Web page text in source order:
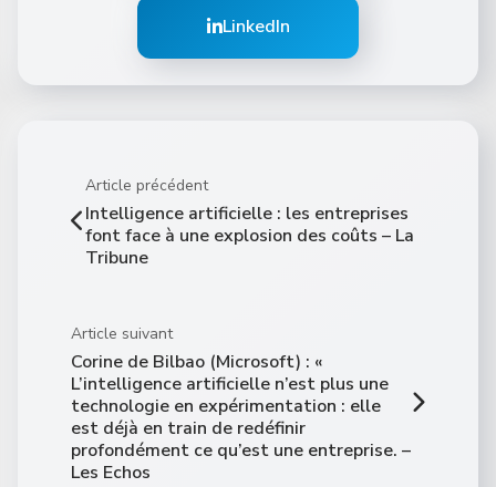
LinkedIn
Article précédent
Intelligence artificielle : les entreprises
font face à une explosion des coûts – La
Tribune
Article suivant
Corine de Bilbao (Microsoft) : «
L’intelligence artificielle n’est plus une
technologie en expérimentation : elle
est déjà en train de redéfinir
profondément ce qu’est une entreprise. –
Les Echos